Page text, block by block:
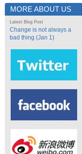
MORE ABOUT US
Latest Blog Post
Change is not always a
bad thing (Jan 1)